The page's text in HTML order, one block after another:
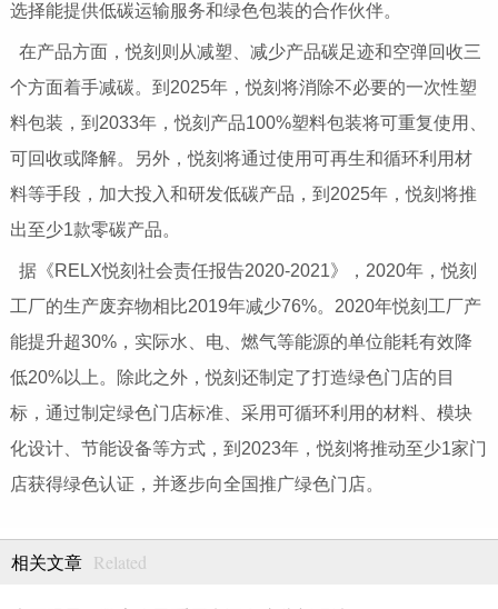
选择能提供低碳运输服务和绿色包装的合作伙伴。
在产品方面，悦刻则从减塑、减少产品碳足迹和空弹回收三
个方面着手减碳。到2025年，悦刻将消除不必要的一次性塑
料包装，到2033年，悦刻产品100%塑料包装将可重复使用、
可回收或降解。另外，悦刻将通过使用可再生和循环利用材
料等手段，加大投入和研发低碳产品，到2025年，悦刻将推
出至少1款零碳产品。
据《RELX悦刻社会责任报告2020-2021》，2020年，悦刻
工厂的生产废弃物相比2019年减少76%。2020年悦刻工厂产
能提升超30%，实际水、电、燃气等能源的单位能耗有效降
低20%以上。除此之外，悦刻还制定了打造绿色门店的目
标，通过制定绿色门店标准、采用可循环利用的材料、模块
化设计、节能设备等方式，到2023年，悦刻将推动至少1家门
店获得绿色认证，并逐步向全国推广绿色门店。
相关文章 Related